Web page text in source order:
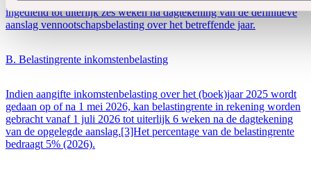
ingediend tot uiterlijk zes weken na dagtekening van de definitieve
aanslag vennootschapsbelasting over het betreffende jaar.
B. Belastingrente inkomstenbelasting
Indien aangifte inkomstenbelasting over het (boek)jaar 2025 wordt
gedaan op of na 1 mei 2026, kan belastingrente in rekening worden
gebracht vanaf 1 juli 2026 tot uiterlijk 6 weken na de dagtekening
van de opgelegde aanslag.[3]Het percentage van de belastingrente
bedraagt 5% (2026).